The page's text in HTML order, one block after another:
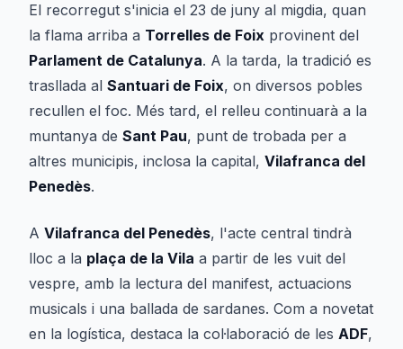
El recorregut s'inicia el 23 de juny al migdia, quan
la flama arriba a Torrelles de Foix provinent del
Parlament de Catalunya. A la tarda, la tradició es
trasllada al Santuari de Foix, on diversos pobles
recullen el foc. Més tard, el relleu continuarà a la
muntanya de Sant Pau, punt de trobada per a
altres municipis, inclosa la capital, Vilafranca del
Penedès.
A Vilafranca del Penedès, l'acte central tindrà
lloc a la plaça de la Vila a partir de les vuit del
vespre, amb la lectura del manifest, actuacions
musicals i una ballada de sardanes. Com a novetat
en la logística, destaca la col·laboració de les ADF,